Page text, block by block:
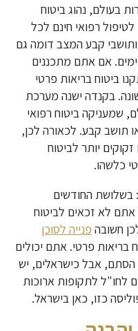
בעולם, נהוג ביטוח
רפואי חינם לכל
קבע המצב דומה גם
אם אתם מתכננים
ביטוח בריאות פרטי
בקנדה ישנה מערכת
שמעניקה ביטוח רפואי
תושב קבע. לכאורה לכן,
יותר לביטוח
כלשהו.
בשלושת החודשים
לא זכאים לביטוח
פנייה לסוכן
בריאות פרטי. אתם יכולים
הסתם, אבל כישראלים, יש
לחו"ל לתקופות ארוכות
כזו, כאן בישראל.